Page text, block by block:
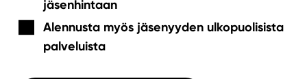
jäsenhintaan
Alennusta myös jäsenyyden ulkopuolisista
palveluista